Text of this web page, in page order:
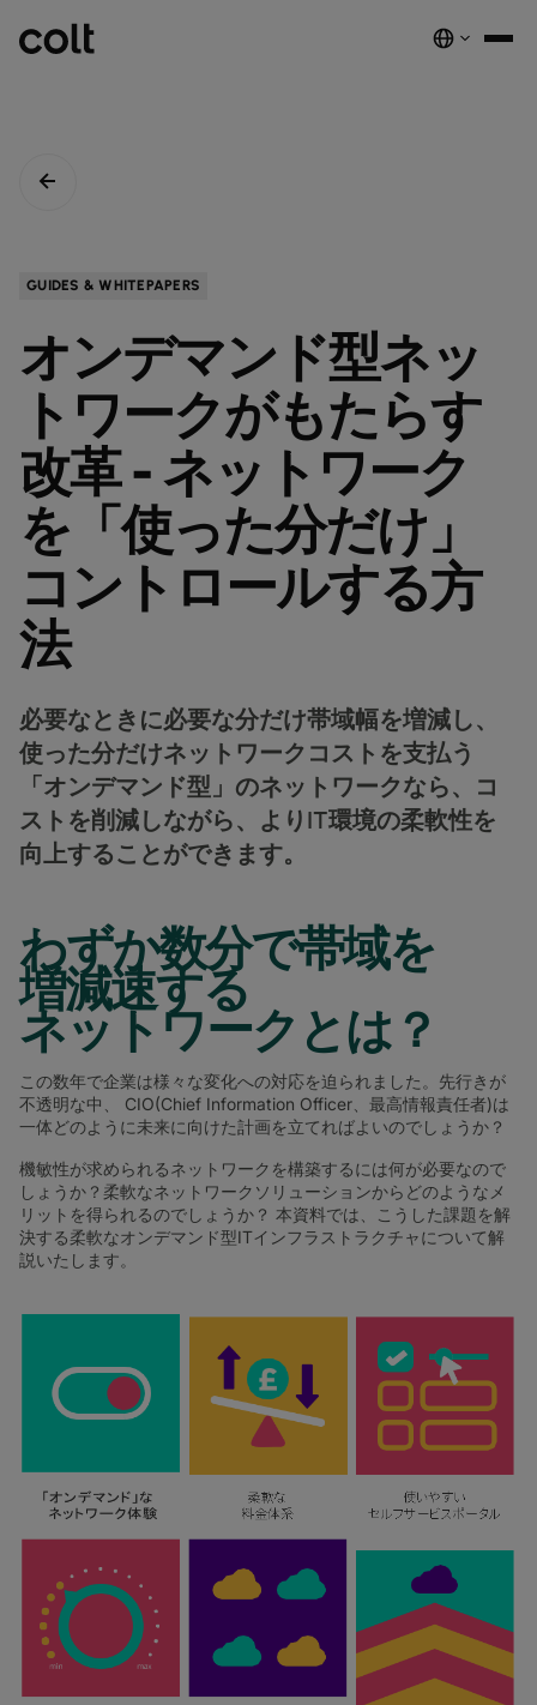
ダークファイバー
スペクトラム
COLT WAVE(専用線)
卸売SIP
globe_book IPトランジット
詳しく見る
map ネットワークマップ
docs データシート
balance キャピタル・マーケット
warehouse ホールセール & ハイパースケーラー
デジタルエコシステムを、安全でインテリジェントな単一プラットフ
詳しく見る
NETWORK-AS-A-SERVICE
イーサネット
専用インターネットアクセス
map ネットワークマップを見る
デジタル分野の導入事例
リテール(小売)
monitor キャピタル・マーケット
実績と成果
ン。
ソリューション
職場環境を変革する
cable インフラの最適化を実現
encrypted 未来を守る
業種別
forklift 製造業
pill 製薬
storefront リテール(小売)
shield 防衛
delivery_truck_speed 運輸・物流
ラックコロケーション
ケージコロケーション
接続サービス​
globe_book IP トランジット
イーサネット
クラウド接続サービス
AAS (オンデマンドサービス)
WANサービス​
CPE ソリューション
SD-WAN + SASE
マネージドLAN​
COLTのネットワーク​
fingerprint 会社概要
事業内容
map COLTのネットワーク
bigtop_updates 接続を確認
newsmode インサイト
顧客事例
news ニュースルーム
network_intelligence ドキュメンテーション
docs データシート
ニュースレター
network_check ネットワークステータス
GUIDES & WHITEPAPERS
オンデマンド型ネッ
トワークがもたらす
改革 - ネットワーク
を「使った分だけ」
コントロールする方
法
必要なときに必要な分だけ帯域幅を増減し、
使った分だけネットワークコストを支払う
「オンデマンド型」のネットワークなら、コ
ストを削減しながら、よりIT環境の柔軟性を
向上することができます。
わずか数分で帯域を
増減速する
ネットワークとは？
この数年で企業は様々な変化への対応を迫られました。先行きが
不透明な中、 CIO(Chief Information Officer、最高情報責任者)は
一体どのように未来に向けた計画を立てればよいのでしょうか？
機敏性が求められるネットワークを構築するには何が必要なので
しょうか？柔軟なネットワークソリューションからどのようなメ
リットを得られるのでしょうか？ 本資料では、こうした課題を解
決する柔軟なオンデマンド型ITインフラストラクチャについて解
説いたします。